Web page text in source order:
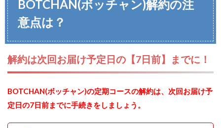
BOTCHAN(ボッチャン)解約の注
意点は？
解約は次回お届け予定日の【7日前】までに！
BOTCHAN(ボッチャン)の定期コースの解約は、次回お届け予
定日の7日前までに手続きをしましょう。